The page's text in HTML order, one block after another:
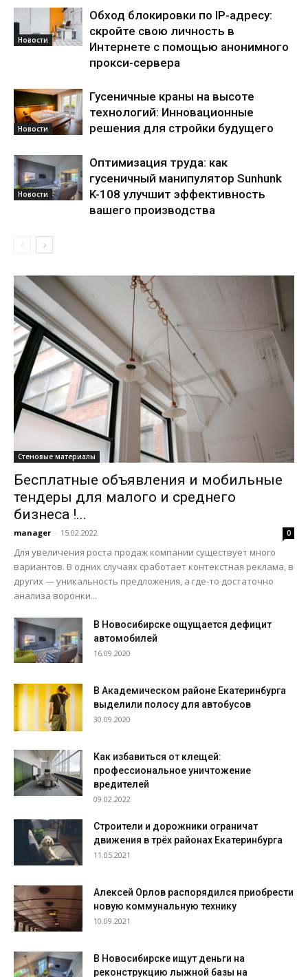
Новости
Обход блокировки по IP-адресу:
скройте свою личность в
Интернете с помощью анонимного
прокси-сервера
Новости
Гусеничные краны на высоте
технологий: Инновационные
решения для стройки будущего
Новости
Оптимизация труда: как
гусеничный манипулятор Sunhunk
K-108 улучшит эффективность
вашего производства
Стеновые материалы
Бесплатные объявления и мобильные
тендеры для малого и среднего
бизнеса !...
manager - 15.02.2022 0
Для увеличения роста продаж компании существует много
вариантов. В одних случаях сработает контекстная реклама, в
других — уникальность предложения, а где-то достаточно
анализа воронки...
В Новосибирске ощущается дефицит
автомобилей
16.09.2020
В Академическом районе Екатеринбурга
выделили полосу для автобусов
30.09.2020
Как избавиться от клещей:
профессиональное уничтожение
вредителей
09.02.2022
Строители и дорожники ограничат
движения в трёх районах Екатеринбурга
11.05.2021
Алексей Орлов распорядился приобрести
новую коммунальную технику
10.09.2021
В Новосибирске ищут деньги на
реконструкцию лыжной базы на